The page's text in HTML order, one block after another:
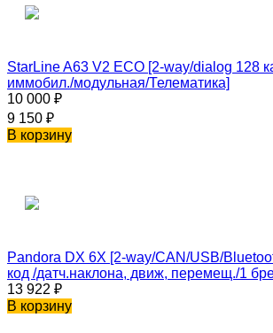
StarLine A63 V2 ECO [2-way/dialog 128
иммобил./модульная/Телематика]
10 000 ₽
9 150 ₽
В корзину
Pandora DX 6X [2-way/CAN/USB/
код /датч.наклона, движ, перемещ./1
13 922 ₽
В корзину